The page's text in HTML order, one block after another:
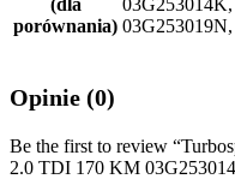
(dla
porównania)
Opinie (0)
Be the first to review
2.0 TDI 170 KM